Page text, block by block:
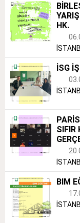
HK.
İSG
SIFIR
BIM